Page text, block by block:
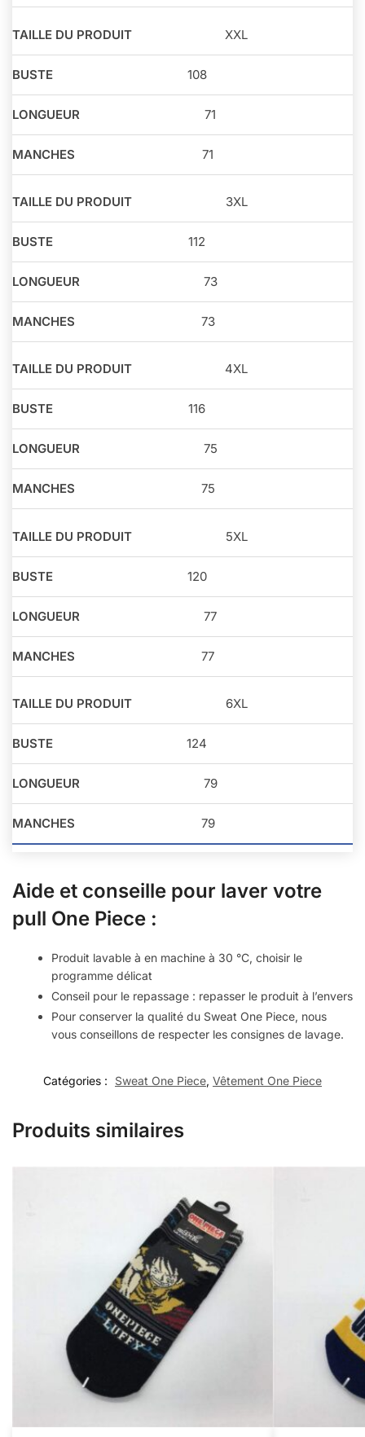
XXL
108
71
71
3XL
112
73
73
4XL
116
75
75
5XL
120
77
77
6XL
124
79
79
Aide et conseille pour laver votre
pull One Piece :
Produit lavable à en machine à 30 °C, choisir le
programme délicat
Conseil pour le repassage : repasser le produit à l’envers
Pour conserver la qualité du Sweat One Piece, nous
vous conseillons de respecter les consignes de lavage.
Catégories : Sweat One Piece, Vêtement One Piece
Produits similaires